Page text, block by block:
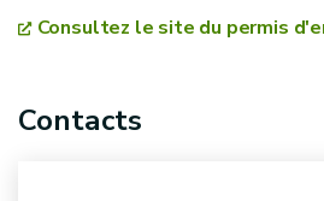
Consultez le site du permis
Contacts